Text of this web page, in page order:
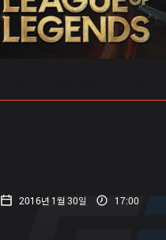
2016년 1월 30일 17:00